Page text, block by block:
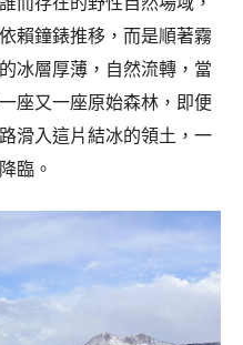
賴鐘錶推移，而是順著霧
冰層厚薄，自然流轉，當
座又一座原始森林，即便
滑入這片結冰的領土，一
臨。